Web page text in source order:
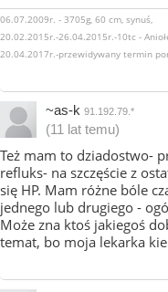
06.07.2009r. - 3705g, 60 cm, synuś,
20.02.2015r.-26.04.2015r.-10tc -
20.04.2017r.-przewidywany termin
~as-k 91.192.79.*
(11 lat temu)
Też mam to dziadostwo-
refluks- na szczęście z
się HP. Mam różne bóle
jednego lub drugiego -
Może zna ktoś jakiegoś
temat, bo moja lekarka